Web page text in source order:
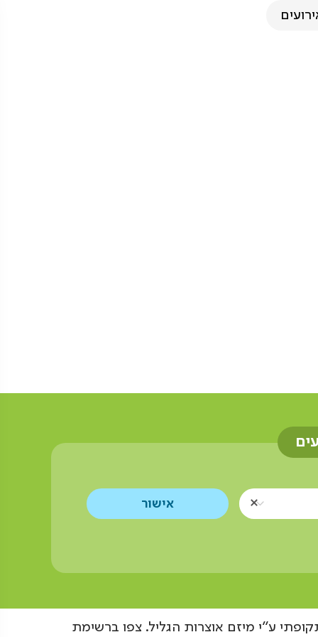
ע"י מיזם אוצרות הגליל. צפו ברשימת